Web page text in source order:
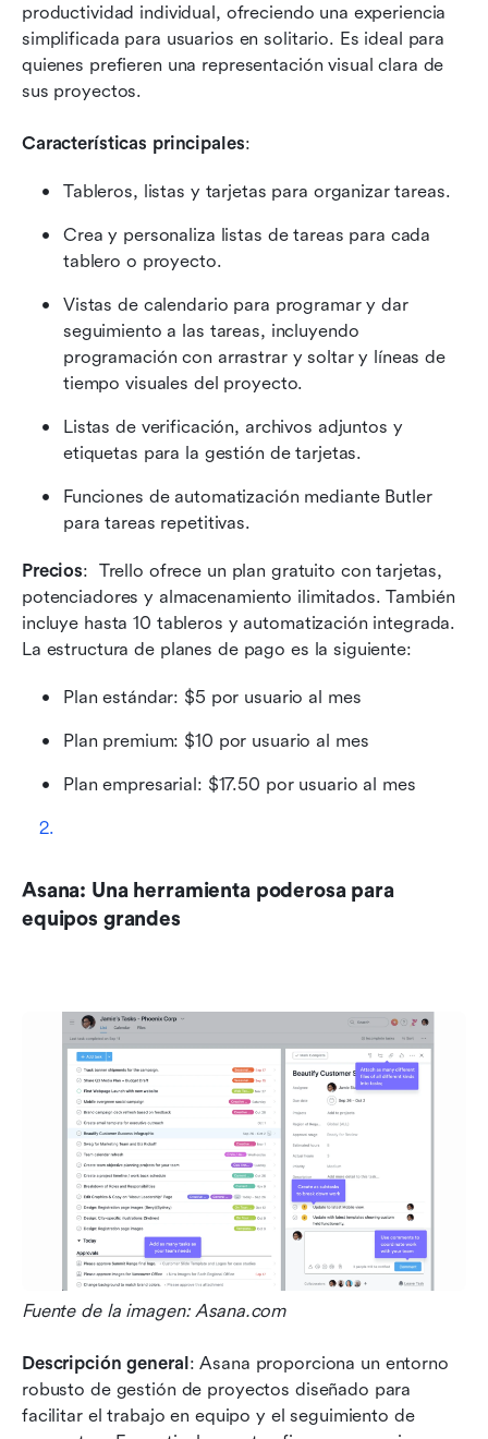
productividad individual, ofreciendo una experiencia
simplificada para usuarios en solitario. Es ideal para
quienes prefieren una representación visual clara de
sus proyectos.
Características principales:
Tableros, listas y tarjetas para organizar tareas.
Crea y personaliza listas de tareas para cada
tablero o proyecto.
Vistas de calendario para programar y dar
seguimiento a las tareas, incluyendo
programación con arrastrar y soltar y líneas de
tiempo visuales del proyecto.
Listas de verificación, archivos adjuntos y
etiquetas para la gestión de tarjetas.
Funciones de automatización mediante Butler
para tareas repetitivas.
Precios:  Trello ofrece un plan gratuito con tarjetas,
potenciadores y almacenamiento ilimitados. También
incluye hasta 10 tableros y automatización integrada.
La estructura de planes de pago es la siguiente:
Plan estándar: $5 por usuario al mes
Plan premium: $10 por usuario al mes
Plan empresarial: $17.50 por usuario al mes
Asana: Una herramienta poderosa para
equipos grandes
Fuente de la imagen: Asana.com
Descripción general: Asana proporciona un entorno
robusto de gestión de proyectos diseñado para
facilitar el trabajo en equipo y el seguimiento de